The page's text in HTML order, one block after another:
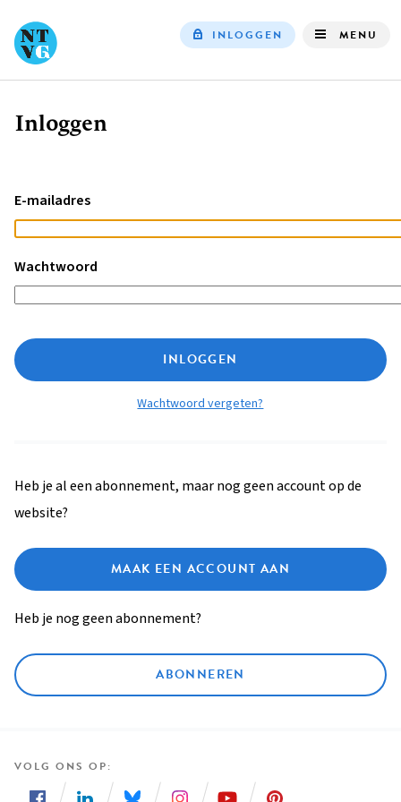
INLOGGEN MENU
Kruimelpad
Inloggen
E-mailadres
Wachtwoord
INLOGGEN
Wachtwoord vergeten?
Heb je al een abonnement, maar nog geen account op de
website?
MAAK EEN ACCOUNT AAN
Heb je nog geen abonnement?
ABONNEREN
VOLG ONS OP